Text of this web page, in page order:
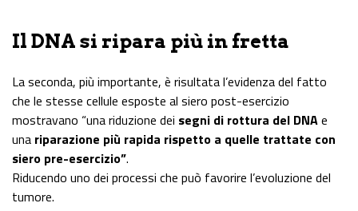
Il DNA si ripara più in fretta
La seconda, più importante, è risultata l’evidenza del fatto
che le stesse cellule esposte al siero post-esercizio
mostravano “una riduzione dei segni di rottura del DNAe
una riparazione più rapida rispetto a quelle trattate con
siero pre-esercizio”.
Riducendo uno dei processi che può favorire l’evoluzione del
tumore.